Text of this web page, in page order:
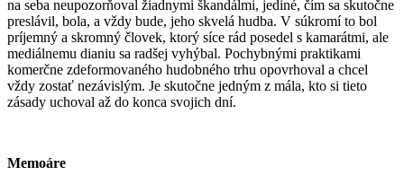
na seba neupozorňoval žiadnymi škandálmi, jediné, čím sa skutočne
preslávil, bola, a vždy bude, jeho skvelá hudba. V súkromí to bol
príjemný a skromný človek, ktorý síce rád posedel s kamarátmi, ale
mediálnemu dianiu sa radšej vyhýbal. Pochybnými praktikami
komerčne zdeformovaného hudobného trhu opovrhoval a chcel
vždy zostať nezávislým. Je skutočne jedným z mála, kto si tieto
zásady uchoval až do konca svojich dní.
Memoáre